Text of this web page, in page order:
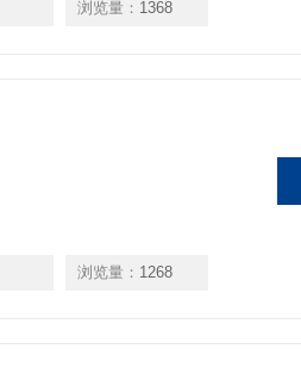
浏览量： 1368
浏览量： 1268